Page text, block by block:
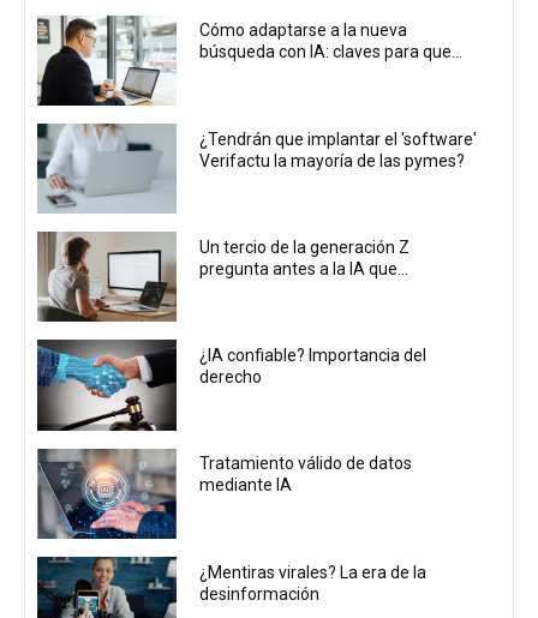
Cómo adaptarse a la nueva
búsqueda con IA: claves para que...
¿Tendrán que implantar el 'software'
Verifactu la mayoría de las pymes?
Un tercio de la generación Z
pregunta antes a la IA que...
¿IA confiable? Importancia del
derecho
Tratamiento válido de datos
mediante IA
¿Mentiras virales? La era de la
desinformación